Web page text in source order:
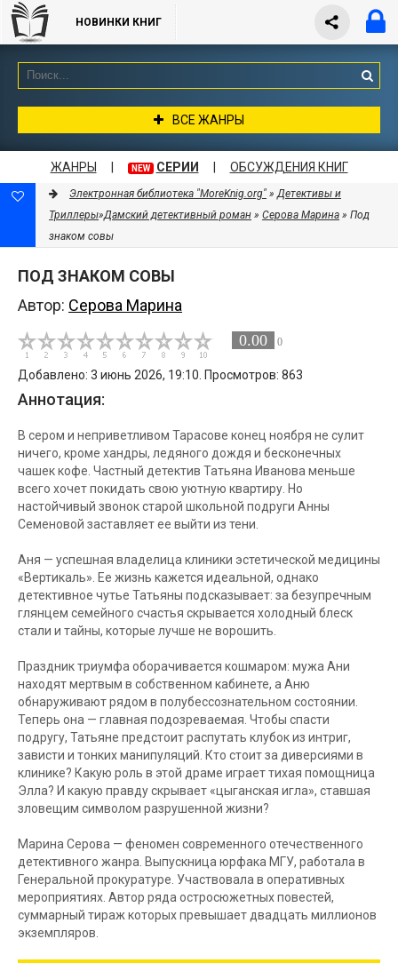
НОВИНКИ КНИГ
ВСЕ ЖАНРЫ
ЖАНРЫ NEW СЕРИИ ОБСУЖДЕНИЯ КНИГ
Электронная библиотека "MoreKnig.org" »Детективы и
Триллеры»Дамский детективный роман » Серова Марина » Под
знаком совы
ПОД ЗНАКОМ СОВЫ
Автор: Серова Марина
0.00 0
Добавлено: 3 июнь 2026, 19:10. Просмотров: 863
Аннотация:
В сером и неприветливом Тарасове конец ноября не сулит
ничего, кроме хандры, ледяного дождя и бесконечных
чашек кофе. Частный детектив Татьяна Иванова меньше
всего хочет покидать свою уютную квартиру. Но
настойчивый звонок старой школьной подруги Анны
Семеновой заставляет ее выйти из тени.
Аня — успешная владелица клиники эстетической медицины
«Вертикаль». Ее жизнь кажется идеальной, однако
детективное чутье Татьяны подсказывает: за безупречным
глянцем семейного счастья скрывается холодный блеск
стали и тайны, которые лучше не ворошить.
Праздник триумфа оборачивается кошмаром: мужа Ани
находят мертвым в собственном кабинете, а Аню
обнаруживают рядом в полубессознательном состоянии.
Теперь она — главная подозреваемая. Чтобы спасти
подругу, Татьяне предстоит распутать клубок из интриг,
зависти и тонких манипуляций. Кто стоит за диверсиями в
клинике? Какую роль в этой драме играет тихая помощница
Элла? И какую правду скрывает «цыганская игла», ставшая
зловещим символом разрушенной жизни?
Марина Серова — феномен современного отечественного
детективного жанра. Выпускница юрфака МГУ, работала в
Генеральной прокуратуре. Участвовала в оперативных
мероприятиях. Автор ряда остросюжетных повестей,
суммарный тираж которых превышает двадцать миллионов
экземпляров.